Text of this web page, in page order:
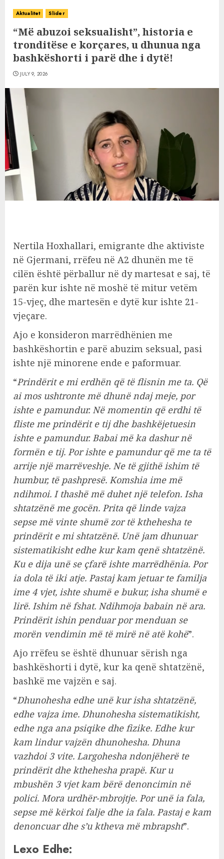
Aktualitet Slider
“Më abuzoi seksualisht”, historia e
tronditëse e korçares, u dhunua nga
bashkëshorti i parë dhe i dytë!
JULY 9, 2026
Nertila Hoxhallari, emigrante dhe aktiviste
në Gjermani, rrëfeu në A2 dhunën me të
cilën është përballur në dy martesat e saj, të
parën kur ishte në moshë të mitur vetëm
15-vjeç, dhe martesën e dytë kur ishte 21-
vjeçare.
Ajo e konsideron marrëdhënien me
bashkëshortin e parë abuzim seksual, pasi
ishte një minorene ende e paformuar.
“Prindërit e mi erdhën që të flisnin me ta. Që
ai mos ushtronte më dhunë ndaj meje, por
ishte e pamundur. Në momentin që erdhi të
fliste me prindërit e tij dhe bashkëjetuesin
ishte e pamundur. Babai më ka dashur në
formën e tij. Por ishte e pamundur që me ta të
arrije një marrëveshje. Ne të gjithë ishim të
humbur, të pashpresë. Komshia ime më
ndihmoi. I thashë më duhet një telefon. Isha
shtatzënë me gocën. Prita që linde vajza
sepse më vinte shumë zor të kthehesha te
prindërit e mi shtatzënë. Unë jam dhunuar
sistematikisht edhe kur kam qenë shtatzënë.
Ku e dija unë se çfarë ishte marrëdhënia. Por
ia dola të iki atje. Pastaj kam jetuar te familja
ime 4 vjet, ishte shumë e bukur, isha shumë e
lirë. Ishim në fshat. Ndihmoja babain në ara.
Prindërit ishin penduar por menduan se
morën vendimin më të mirë në atë kohë”.
Ajo rrëfeu se është dhunuar sërish nga
bashkëshorti i dytë, kur ka qenë shtatzënë,
bashkë me vajzën e saj.
“Dhunohesha edhe unë kur isha shtatzënë,
edhe vajza ime. Dhunohesha sistematikisht,
edhe nga ana psiqike dhe fizike. Edhe kur
kam lindur vajzën dhunohesha. Dhuna
vazhdoi 3 vite. Largohesha ndonjëherë te
prindërit dhe kthehesha prapë. Kur u
mbushën 3 vjet kam bërë denoncimin në
polici. Mora urdhër-mbrojtje. Por unë ia fala,
sepse më kërkoi falje dhe ia fala. Pastaj e kam
denoncuar dhe s’u ktheva më mbrapsht”.
Lexo Edhe: